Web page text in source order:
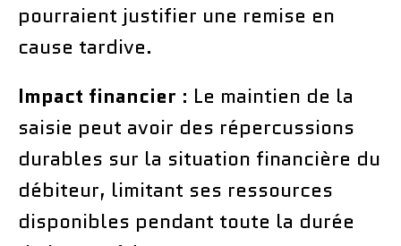
pourraient justifier une remise en
cause tardive.
Impact financier : Le maintien de la
saisie peut avoir des répercussions
durables sur la situation financière du
débiteur, limitant ses ressources
disponibles pendant toute la durée